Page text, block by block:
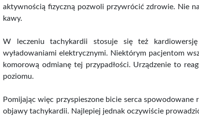
aktywnością fizyczną pozwoli przywrócić zdrowie. Nie
kawy.
W leczeniu tachykardii stosuje się też
wyładowaniami elektrycznymi. Niektórym pacjentom
komorową odmianę tej przypadłości. Urządzenie to
poziomu.
Pomijając więc przyspieszone bicie serca spowodowane
objawy tachykardii. Najlepiej jednak oczywiście